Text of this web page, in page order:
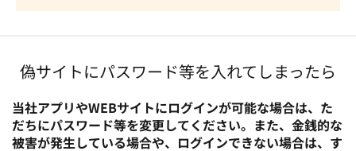
偽サイトにパスワード等を入れてしまったら
当社アプリやWEBサイトにログインが可能な場合は、た
だちにパスワード等を変更してください。また、金銭的な
被害が発生している場合や、ログインできない場合は、す